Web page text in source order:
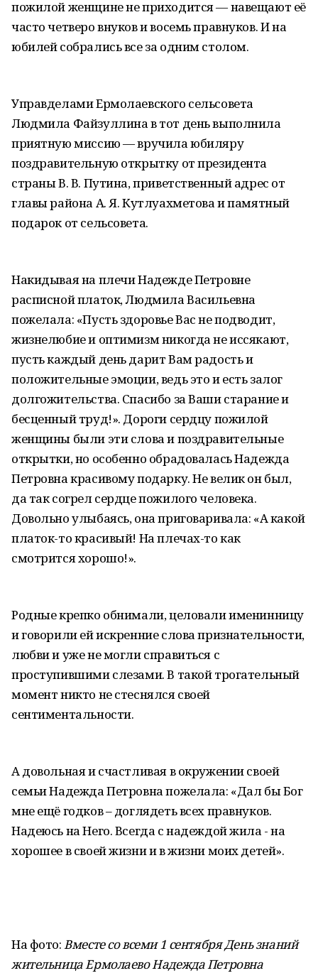
пожилой женщине не приходится — навещают её
часто четверо внуков и восемь правнуков. И на
юбилей собрались все за одним столом.
Управделами Ермолаевского сельсовета
Людмила Файзуллина в тот день выполнила
приятную миссию — вручила юбиляру
поздравительную открытку от президента
страны В. В. Путина, приветственный адрес от
главы района А. Я. Кутлуахметова и памятный
подарок от сельсовета.
Накидывая на плечи Надежде Петровне
расписной платок, Людмила Васильевна
пожелала: «Пусть здоровье Вас не подводит,
жизнелюбие и оптимизм никогда не иссякают,
пусть каждый день дарит Вам радость и
положительные эмоции, ведь это и есть залог
долгожительства. Спасибо за Ваши старание и
бесценный труд!». Дороги сердцу пожилой
женщины были эти слова и поздравительные
открытки, но особенно обрадовалась Надежда
Петровна красивому подарку. Не велик он был,
да так согрел сердце пожилого человека.
Довольно улыбаясь, она приговаривала: «А какой
платок-то красивый! На плечах-то как
смотрится хорошо!».
Родные крепко обнимали, целовали именинницу
и говорили ей искренние слова признательности,
любви и уже не могли справиться с
проступившими слезами. В такой трогательный
момент никто не стеснялся своей
сентиментальности.
А довольная и счастливая в окружении своей
семьи Надежда Петровна пожелала: «Дал бы Бог
мне ещё годков – доглядеть всех правнуков.
Надеюсь на Него. Всегда с надеждой жила - на
хорошее в своей жизни и в жизни моих детей».
На фото:Вместе со всеми 1 сентября День знаний
жительница Ермолаево Надежда Петровна